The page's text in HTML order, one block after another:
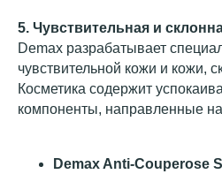
5. Чувствительная и
Demax разрабатывает
чувствительной кожи и кожи,
Косметика содержит
компоненты, направленные
Demax Anti-Couperose